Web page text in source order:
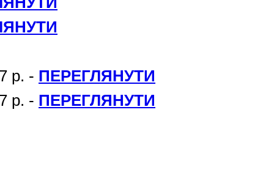
р. - ПЕРЕГЛЯНУТИ
р. - ПЕРЕГЛЯНУТИ